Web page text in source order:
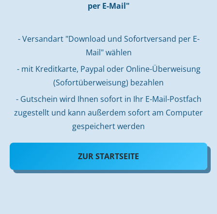
per E-Mail"
- Versandart "Download und Sofortversand per E-
Mail" wählen
- mit Kreditkarte, Paypal oder Online-Überweisung
(Sofortüberweisung) bezahlen
- Gutschein wird Ihnen sofort in Ihr E-Mail-Postfach
zugestellt und kann außerdem sofort am Computer
gespeichert werden
ZUR STARTSEITE